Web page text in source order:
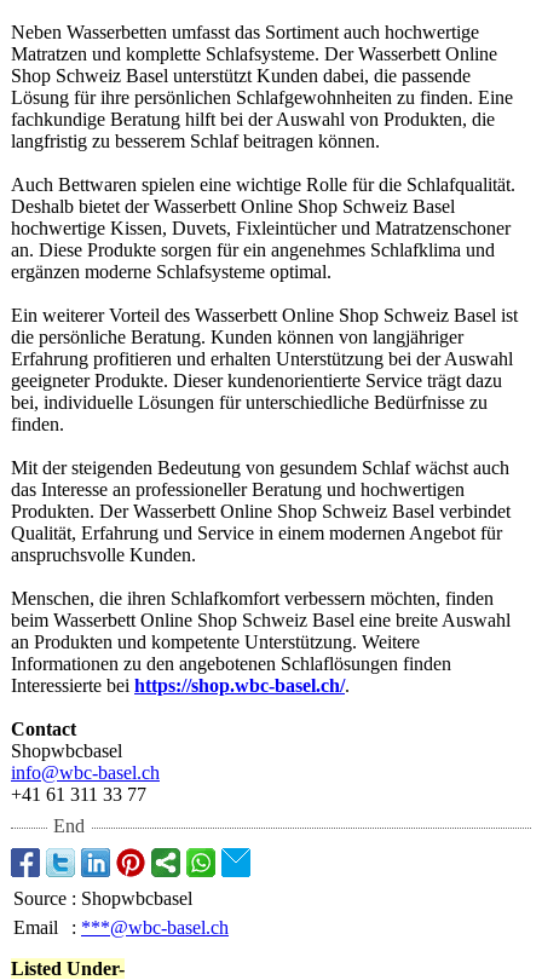
Neben Wasserbetten umfasst das Sortiment auch hochwertige
Matratzen und komplette Schlafsysteme. Der Wasserbett Online
Shop Schweiz Basel unterstützt Kunden dabei, die passende
Lösung für ihre persönlichen Schlafgewohnheiten zu finden. Eine
fachkundige Beratung hilft bei der Auswahl von Produkten, die
langfristig zu besserem Schlaf beitragen können.
Auch Bettwaren spielen eine wichtige Rolle für die Schlafqualität.
Deshalb bietet der Wasserbett Online Shop Schweiz Basel
hochwertige Kissen, Duvets, Fixleintücher und Matratzenschoner
an. Diese Produkte sorgen für ein angenehmes Schlafklima und
ergänzen moderne Schlafsysteme optimal.
Ein weiterer Vorteil des Wasserbett Online Shop Schweiz Basel ist
die persönliche Beratung. Kunden können von langjähriger
Erfahrung profitieren und erhalten Unterstützung bei der Auswahl
geeigneter Produkte. Dieser kundenorientierte Service trägt dazu
bei, individuelle Lösungen für unterschiedliche Bedürfnisse zu
finden.
Mit der steigenden Bedeutung von gesundem Schlaf wächst auch
das Interesse an professioneller Beratung und hochwertigen
Produkten. Der Wasserbett Online Shop Schweiz Basel verbindet
Qualität, Erfahrung und Service in einem modernen Angebot für
anspruchsvolle Kunden.
Menschen, die ihren Schlafkomfort verbessern möchten, finden
beim Wasserbett Online Shop Schweiz Basel eine breite Auswahl
an Produkten und kompetente Unterstützung. Weitere
Informationen zu den angebotenen Schlaflösungen finden
Interessierte bei https://shop.wbc-basel.ch/.
Contact
Shopwbcbasel
info@wbc-basel.ch
+41 61 311 33 77
End
Source : Shopwbcbasel
Email
: ***@wbc-basel.ch
Listed Under-